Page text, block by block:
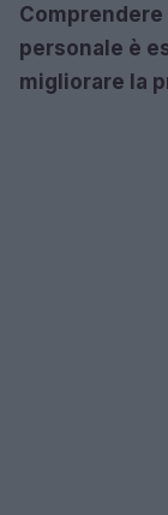
personale è
migliorare la